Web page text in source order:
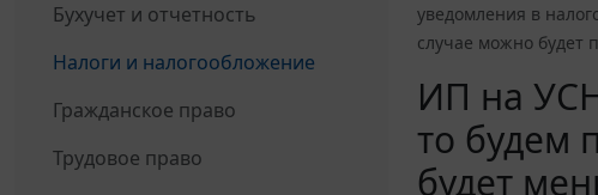
Бухучет и отчетность
Налоги и налогообложение
Гражданское право
Трудовое право
уведомления в
случае можно будет
ИП на
то будем
будет